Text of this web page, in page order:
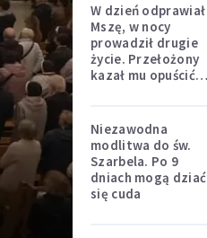
W dzień odprawiał
Mszę, w nocy
prowadził drugie
życie. Przełożony
kazał mu opuścić
Niezawodna
modlitwa do św.
Szarbela. Po 9
dniach mogą dziać
się cuda